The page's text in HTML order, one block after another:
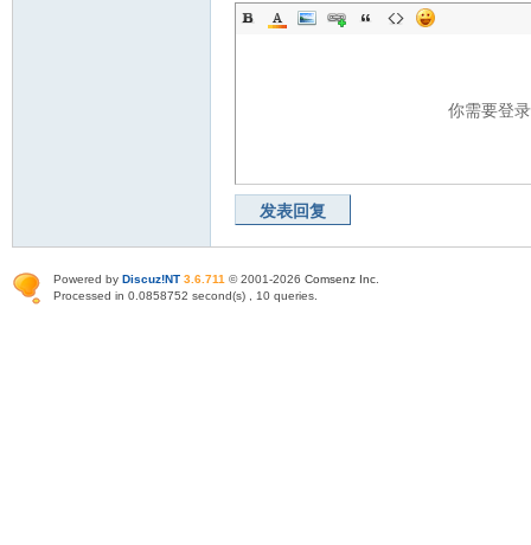
你需要登
发表回复
Powered by Discuz!NT 3.6.711 © 2001-2026 Comsenz Inc
Processed in 0.0858752 second(s) , 10 queries.